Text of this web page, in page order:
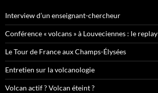
Interview d’un enseignant-chercheur
Conférence « volcans » à Louveciennes : le replay
Le Tour de France aux Champs-Élysées
Entretien sur la volcanologie
Volcan actif ? Volcan éteint ?